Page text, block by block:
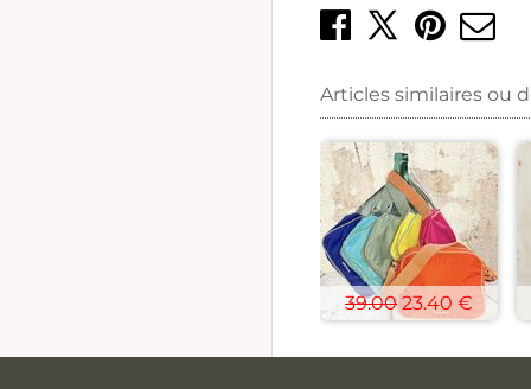
Partager
Articles similaires ou
39.00 23.40 €